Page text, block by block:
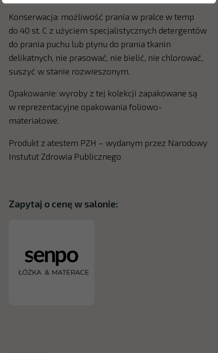
Konserwacja: możliwość prania w pralce w temp
do 40 st. C z użyciem specjalistycznych detergentów
do prania puchu lub płynu do prania tkanin
delikatnych, nie prasować, nie bielić, nie chlorować,
suszyć w stanie rozwieszonym.
Opakowanie: wyroby z tej kolekcji zapakowane są
w reprezentacyjne opakowania foliowo-
materiałowe.
Produkt z atestem PZH – wydanym przez Narodowy
Instutut Zdrowia Publicznego
Zapytaj o cenę w salonie: